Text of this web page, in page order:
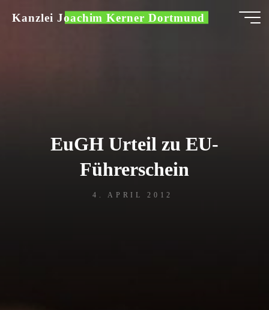
InhaltKanzlei Joachim Kerner Dortmund
EuGH Urteil zu EU-
Führerschein
4. APRIL 2012